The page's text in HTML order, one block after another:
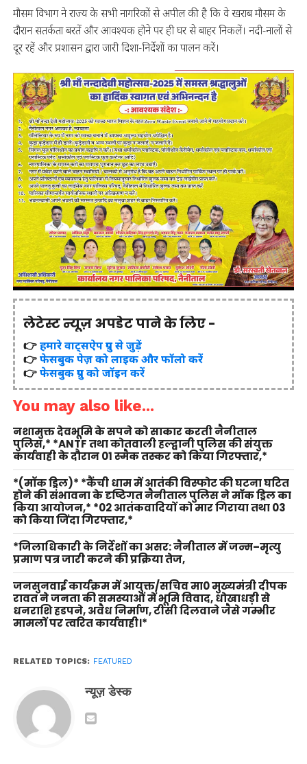
मौसम विभाग ने राज्य के सभी नागरिकों से अपील की है कि वे खराब मौसम के
दौरान सतर्कता बरतें और आवश्यक होने पर ही घर से बाहर निकलें। नदी-नालों से
दूर रहें और प्रशासन द्वारा जारी दिशा-निर्देशों का पालन करें।
लेटेस्ट न्यूज़ अपडेट पाने के लिए -
👉हमारे वाट्सऐप ग्रुप से जुड़ें
👉फेसबुक पेज़ को लाइक और फॉलो करें
👉फेसबुक ग्रुप को जॉइन करें
You may also like...
नशामुक्त देवभूमि के सपने को साकार करती नैनीताल
पुलिस,* *ANTF तथा कोतवाली हल्द्वानी पुलिस की संयुक्त
कार्यवाही के दौरान 01 स्मैक तस्कर को किया गिरफ्तार,*
*(मॉक ड्रिल)* *कैंची धाम में आतंकी विस्फोट की घटना घटित
होने की संभावना के दृष्टिगत नैनीताल पुलिस ने मॉक ड्रिल का
किया आयोजन,* *02 आतंकवादियों को मार गिराया तथा 03
को किया जिंदा गिरफ्तार,*
*जिलाधिकारी के निर्देशों का असर: नैनीताल में जन्म–मृत्यु
प्रमाण पत्र जारी करने की प्रक्रिया तेज,
जनसुनवाई कार्यक्रम में आयुक्त/सचिव मा0 मुख्यमंत्री दीपक
रावत ने जनता की समस्याओं में भूमि विवाद, धोखाधड़ी से
धनराशि हडपने, अवैध निर्माण, टीसी दिलवाने जैसे गम्भीर
मामलों पर त्वरित कार्यवाही।*
RELATED TOPICS: FEATURED
न्यूज़ डेस्क